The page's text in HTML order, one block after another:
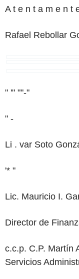
At e n t a m e n t
Rafael Rebollar
" '" ""-"
" -
Li . var Soto
'* "
Lic. Mauricio I.
Director de
c.c.p. C.P. Martín
Servicios